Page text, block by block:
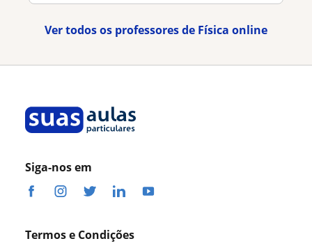
Ver todos os professores de Física online
Siga-nos em
Termos e Condições